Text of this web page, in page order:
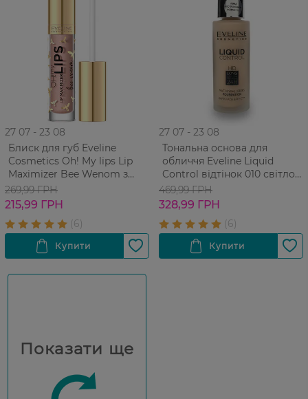
27 07 - 23 08
Блиск для губ Eveline
Cosmetics Oh! My lips Lip
Maximizer Bee Wenom з
ефектом збільшення губ 5
мл
269,99 ГРН
215,99 ГРН
27 07 - 23 08
Тональна основа для
обличчя Eveline Liquid
Control відтінок 010 світло
бежевий 32 мл
469,99 ГРН
328,99 ГРН
Показати ще